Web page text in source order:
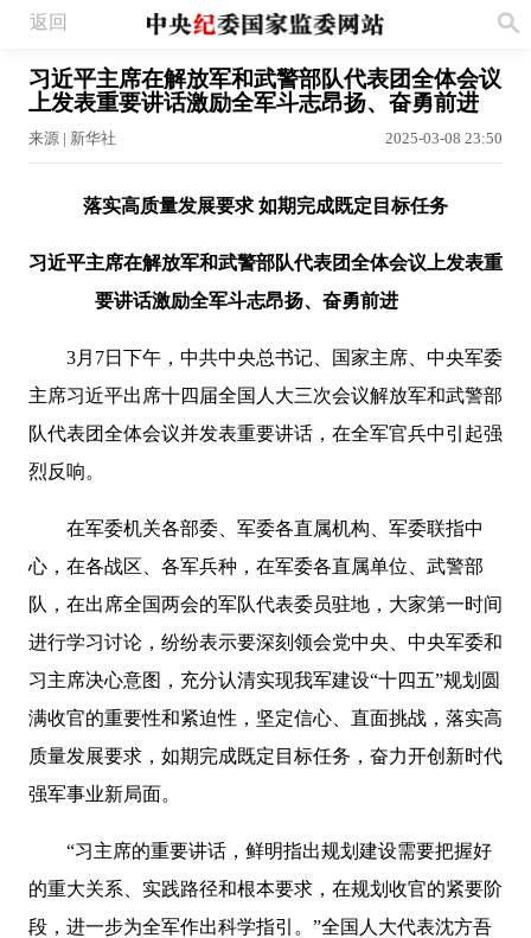
返回
习近平主席在解放军和武警部队代表团全体会议
上发表重要讲话激励全军斗志昂扬、奋勇前进
来源 | 新华社 2025-03-08 23:50
落实高质量发展要求 如期完成既定目标任务
习近平主席在解放军和武警部队代表团全体会议上发表重
要讲话激励全军斗志昂扬、奋勇前进
3月7日下午，中共中央总书记、国家主席、中央军委
主席习近平出席十四届全国人大三次会议解放军和武警部
队代表团全体会议并发表重要讲话，在全军官兵中引起强
烈反响。
在军委机关各部委、军委各直属机构、军委联指中
心，在各战区、各军兵种，在军委各直属单位、武警部
队，在出席全国两会的军队代表委员驻地，大家第一时间
进行学习讨论，纷纷表示要深刻领会党中央、中央军委和
习主席决心意图，充分认清实现我军建设“十四五”规划圆
满收官的重要性和紧迫性，坚定信心、直面挑战，落实高
质量发展要求，如期完成既定目标任务，奋力开创新时代
强军事业新局面。
“习主席的重要讲话，鲜明指出规划建设需要把握好
的重大关系、实践路径和根本要求，在规划收官的紧要阶
段，进一步为全军作出科学指引。”全国人大代表沈方吾